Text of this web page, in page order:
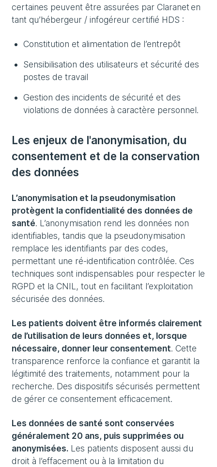
certaines peuvent être assurées par Claranet en
tant qu’hébergeur / infogéreur certifié HDS :
Constitution et alimentation de l’entrepôt
Sensibilisation des utilisateurs et sécurité des
postes de travail
Gestion des incidents de sécurité et des
violations de données à caractère personnel.
Les enjeux de l'anonymisation, du
consentement et de la conservation
des données
L’anonymisation et la pseudonymisation
protègent la confidentialité des données de
santé. L’anonymisation rend les données non
identifiables, tandis que la pseudonymisation
remplace les identifiants par des codes,
permettant une ré-identification contrôlée. Ces
techniques sont indispensables pour respecter le
RGPD et la CNIL, tout en facilitant l’exploitation
sécurisée des données.
Les patients doivent être informés clairement
de l’utilisation de leurs données et, lorsque
nécessaire, donner leur consentement. Cette
transparence renforce la confiance et garantit la
légitimité des traitements, notamment pour la
recherche. Des dispositifs sécurisés permettent
de gérer ce consentement efficacement.
Les données de santé sont conservées
généralement 20 ans, puis supprimées ou
anonymisées. Les patients disposent aussi du
droit à l’effacement ou à la limitation du